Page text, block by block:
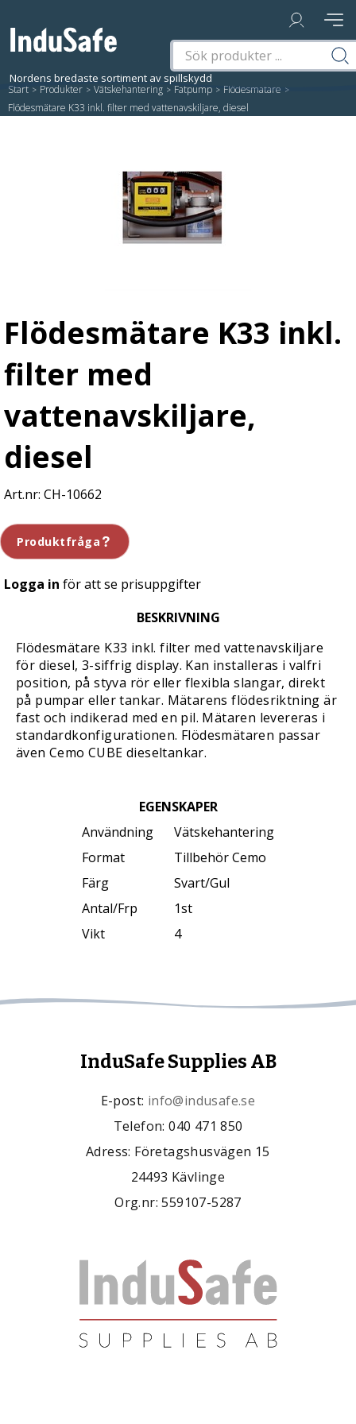
Start / Produkter / Vätskehantering / Fatpump / Flödesmätare /
Flödesmätare K33 inkl. filter med vattenavskiljare, diesel
Flödesmätare K33 inkl.
filter med
vattenavskiljare,
diesel
CH-10662
Produktfråga
Logga in för att se prisuppgifter
BESKRIVNING
Flödesmätare K33 inkl. filter med vattenavskiljare
för diesel, 3-siffrig display. Kan installeras i valfri
position, på styva rör eller flexibla slangar, direkt
på pumpar eller tankar. Mätarens flödesriktning är
fast och indikerad med en pil. Mätaren levereras i
standardkonfigurationen. Flödesmätaren passar
även Cemo CUBE dieseltankar.
EGENSKAPER
Användning
Vätskehantering
Format
Tillbehör Cemo
Färg
Svart/Gul
Antal/Frp
1st
Vikt
4
InduSafe Supplies AB
E-post: info@indusafe.se
Telefon: 040 471 850
Adress: Företagshusvägen 15
24493 Kävlinge
Org.nr: 559107-5287